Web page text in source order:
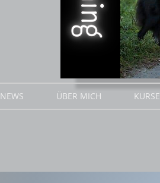
NEWS ÜBER MICH KURSE